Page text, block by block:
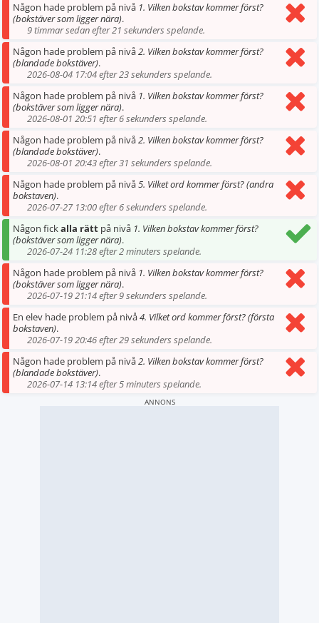
Någon hade problem på nivå 1. Vilken bokstav kommer först?
(bokstäver som ligger nära).
9 timmar sedan efter 21 sekunders spelande.
Någon hade problem på nivå2. Vilken bokstav kommer först?
(blandade bokstäver).
2026-08-04 17:04 efter 23 sekunders spelande.
Någon hade problem på nivå 1. Vilken bokstav kommer först?
(bokstäver som ligger nära).
2026-08-01 20:51 efter 6 sekunders spelande.
Någon hade problem på nivå2. Vilken bokstav kommer först?
(blandade bokstäver).
2026-08-01 20:43 efter 31 sekunders spelande.
Någon hade problem på nivå5. Vilket ord kommer först? (andra
bokstaven).
2026-07-27 13:00 efter 6 sekunders spelande.
Någon fickalla rätt på nivå 1. Vilken bokstav kommer först?
(bokstäver som ligger nära).
2026-07-24 11:28 efter 2 minuters spelande.
Någon hade problem på nivå 1. Vilken bokstav kommer först?
(bokstäver som ligger nära).
2026-07-19 21:14 efter 9 sekunders spelande.
En elev hade problem på nivå4. Vilket ord kommer först? (första
bokstaven).
2026-07-19 20:46 efter 29 sekunders spelande.
Någon hade problem på nivå2. Vilken bokstav kommer först?
(blandade bokstäver).
2026-07-14 13:14 efter 5 minuters spelande.
ANNONS